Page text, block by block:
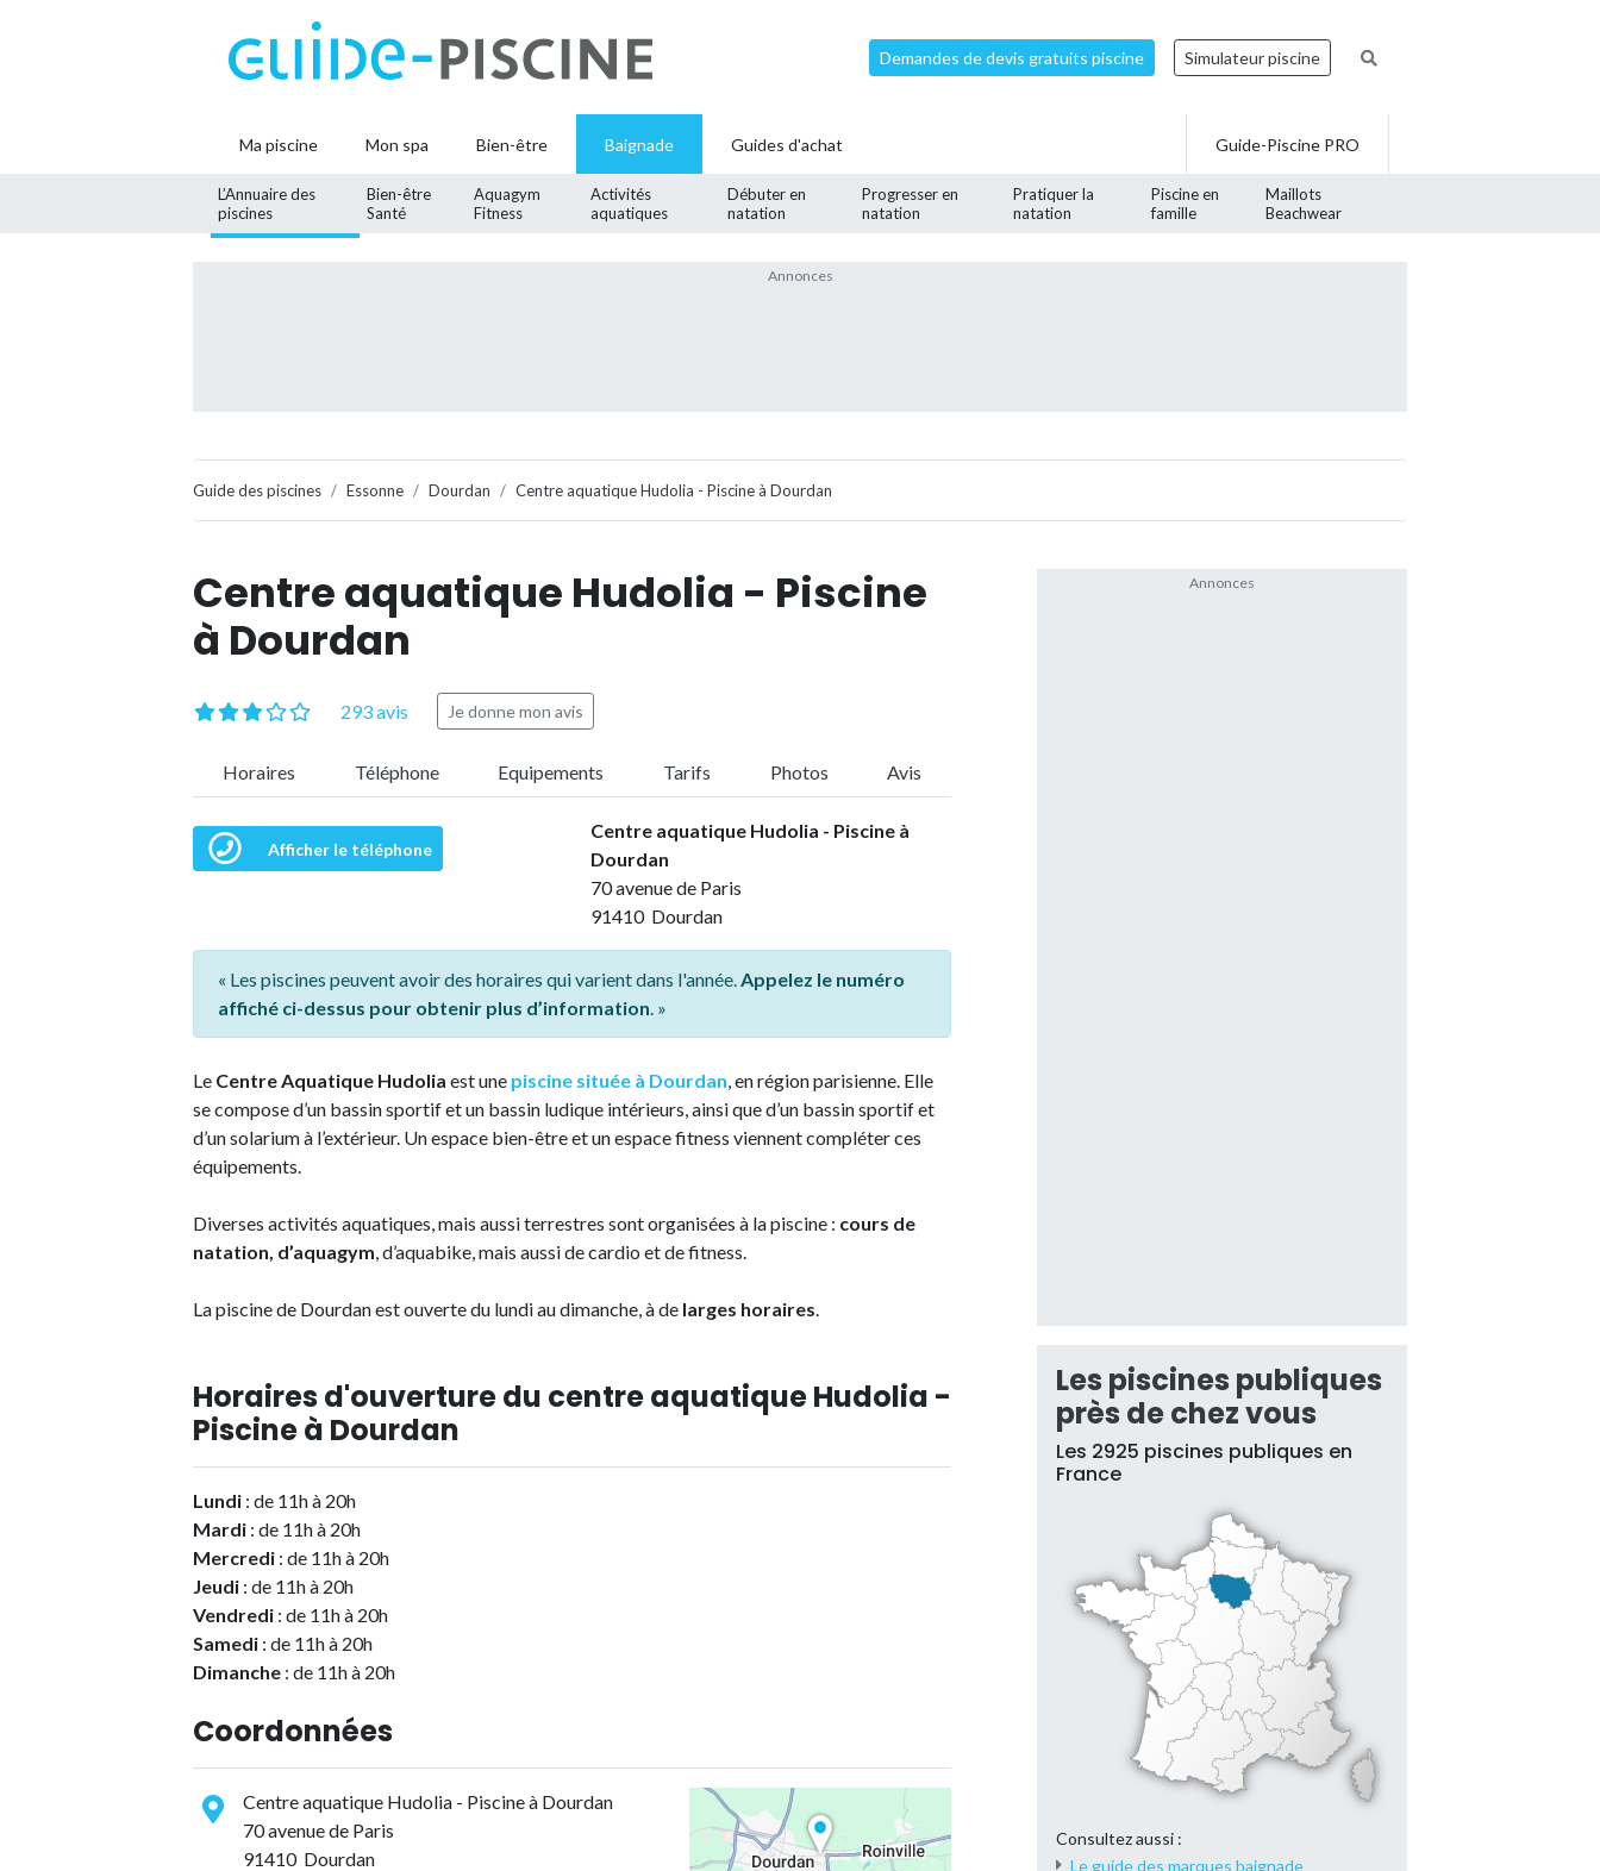
Demandes de devis gratuits piscine Simulateur piscine
Ma piscine Mon spa Bien-être Baignade
L’Annuaire des
piscines
Bien-être
Santé
Aquagym
Fitness
Activités
aquatiques
Débuter en
natation
Progresser en
natation
Pratiquer la
natation
Piscine en
famille
Maillots
Beachwear
Guides d'achat Guide-Piscine PRO
Guide des piscines Essonne Dourdan Centre aquatique Hudolia - Piscine à Dourdan
Centre aquatique Hudolia - Piscine
à Dourdan
293 avis Je donne mon avis
Horaires Téléphone Equipements Tarifs Photos Avis
Afficher le téléphone
Centre aquatique Hudolia - Piscine à
Dourdan
70 avenue de Paris
91410 Dourdan
« Les piscines peuvent avoir des horaires qui varient dans l'année.Appelez le numéro
affiché ci-dessus pour obtenir plus d’information. »
Le Centre Aquatique Hudolia est une piscine située à Dourdan, en région parisienne. Elle
se compose d’un bassin sportif et un bassin ludique intérieurs, ainsi que d’un bassin sportif et
d’un solarium à l’extérieur. Un espace bien-être et un espace fitness viennent compléter ces
équipements.
Diverses activités aquatiques, mais aussi terrestres sont organisées à la piscine : cours de
natation, d’aquagym, d’aquabike, mais aussi de cardio et de fitness.
La piscine de Dourdan est ouverte du lundi au dimanche, à de larges horaires.
Horaires d'ouverture du centre aquatique Hudolia -
Piscine à Dourdan
Lundi : de 11h à 20h
Mardi : de 11h à 20h
Mercredi : de 11h à 20h
Jeudi : de 11h à 20h
Vendredi : de 11h à 20h
Samedi : de 11h à 20h
Dimanche : de 11h à 20h
Coordonnées
Centre aquatique Hudolia - Piscine à Dourdan
70 avenue de Paris
91410 Dourdan
Les piscines publiques
près de chez vous
Les 2925 piscines publiques en
France
Consultez aussi :
Le guide des marques baignade